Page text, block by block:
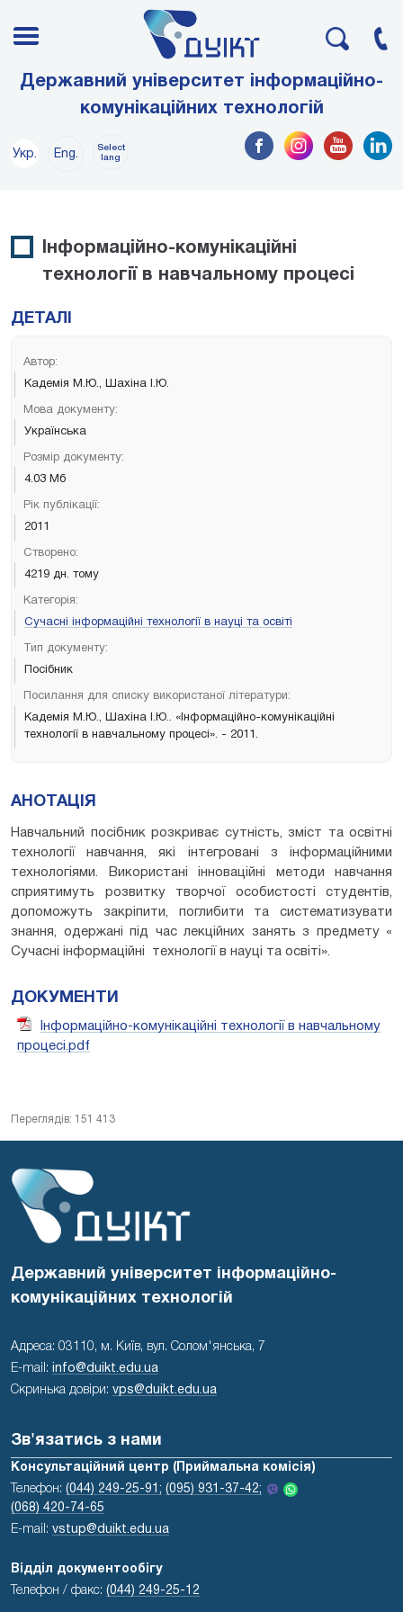
Державний університет інформаційно-
комунікаційних технологій
Укр. Eng.
Select
lang
Інформаційно-комунікаційні
технології в навчальному процесі
ДЕТАЛІ
Автор:
Кадемія М.Ю., Шахіна І.Ю.
Мова документу:
Українська
Розмір документу:
4.03 Мб
Рік публікації:
2011
Створено:
4219 дн. тому
Категорія:
Сучасні інформаційні технології в науці та освіті
Тип документу:
Посібник
Посилання для списку використаної літератури:
Кадемія М.Ю., Шахіна І.Ю.. «Інформаційно-комунікаційні
технології в навчальному процесі». - 2011.
АНОТАЦІЯ
Навчальний посібник розкриває сутність, зміст та освітні
технології навчання, які інтегровані з інформаційними
технологіями. Використані інноваційні методи навчання
сприятимуть розвитку творчої особистості студентів,
допоможуть закріпити, поглибити та систематизувати
знання, одержані під час лекційних занять з предмету «
Сучасні інформаційні технології в науці та освіті».
ДОКУМЕНТИ
Інформаційно-комунікаційні технології в навчальному
процесі.pdf
Переглядів: 151 413
Державний університет інформаційно-
комунікаційних технологій
Адреса: 03110, м. Київ, вул. Солом'янська, 7
E-mail:
info@duikt.edu.ua
Скринька довіри: vps@duikt.edu.ua
Зв'язатись з нами
Консультаційний центр (Приймальна комісія)
Телефон: (044) 249-25-91; (095) 931-37-42;
(068) 420-74-65
E-mail: vstup@duikt.edu.ua
Відділ документообігу
Телефон / факс: (044) 249-25-12